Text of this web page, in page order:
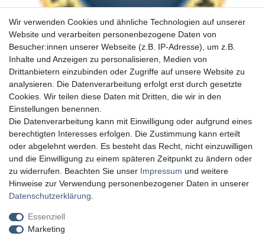
Wir verwenden Cookies und ähnliche Technologien auf unserer
Website und verarbeiten personenbezogene Daten von
Besucher:innen unserer Webseite (z.B. IP-Adresse), um z.B.
Inhalte und Anzeigen zu personalisieren, Medien von
Drittanbietern einzubinden oder Zugriffe auf unsere Website zu
analysieren. Die Datenverarbeitung erfolgt erst durch gesetzte
Cookies. Wir teilen diese Daten mit Dritten, die wir in den
Einstellungen benennen.
Die Datenverarbeitung kann mit Einwilligung oder aufgrund eines
berechtigten Interesses erfolgen. Die Zustimmung kann erteilt
oder abgelehnt werden. Es besteht das Recht, nicht einzuwilligen
und die Einwilligung zu einem späteren Zeitpunkt zu ändern oder
zu widerrufen. Beachten Sie unser Impressum und weitere
Hinweise zur Verwendung personenbezogener Daten in unserer
Daten­schutz­erklärung
Essenziell
Marketing